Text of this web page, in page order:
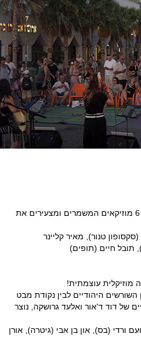
כלייזמר אנרגטי חוצה גבולות תרבויות וזמן. הרכב צעיר ל 6 מוזיקאים המשמרים ומצעירים את
טנור), מאיר קליינר
תובל חיים (תופים)
מוזיקלית עוצמתית!
היהודיים לבין נקודת מבט
של דוד ד'אור ואלעד גרושקה, נוצר
ורדי (בס), און בן אבי (גיטרה), אורן